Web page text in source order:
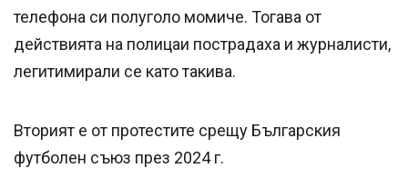
телефона си полуголо момиче. Тогава от
действията на полицаи пострадаха и журналисти,
легитимирали се като такива.
Вторият е от протестите срещу Българския
футболен съюз през 2024 г.